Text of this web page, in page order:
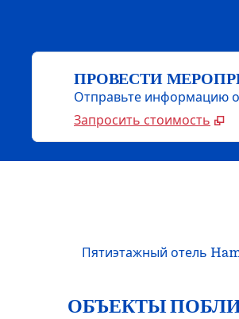
ПРОВЕСТИ
Отправьте информацию
Запросить стоимость
Пятиэтажный отель
ОБЪЕКТЫ